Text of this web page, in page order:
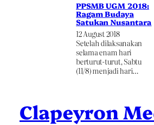
PPSMB UGM 2018:
Ragam Budaya
Satukan Nusantara
12 August 2018
Setelah dilaksanakan
selama enam hari
berturut-turut, Sabtu
(11/8) menjadi hari…
Clapeyron